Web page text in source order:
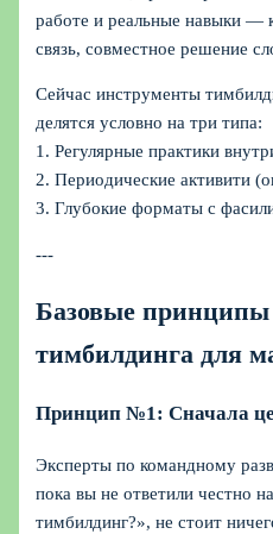
работе и реальные навыки
связь, совместное решение
Сейчас инструменты
делятся условно на три типа:
1. Регулярные практики
2. Периодические активити
3. Глубокие форматы с
---
Базовые принципы
тимбилдинга для
Принцип №1: Сначала
Эксперты по командному
пока вы не ответили честно
тимбилдинг?», не стоит